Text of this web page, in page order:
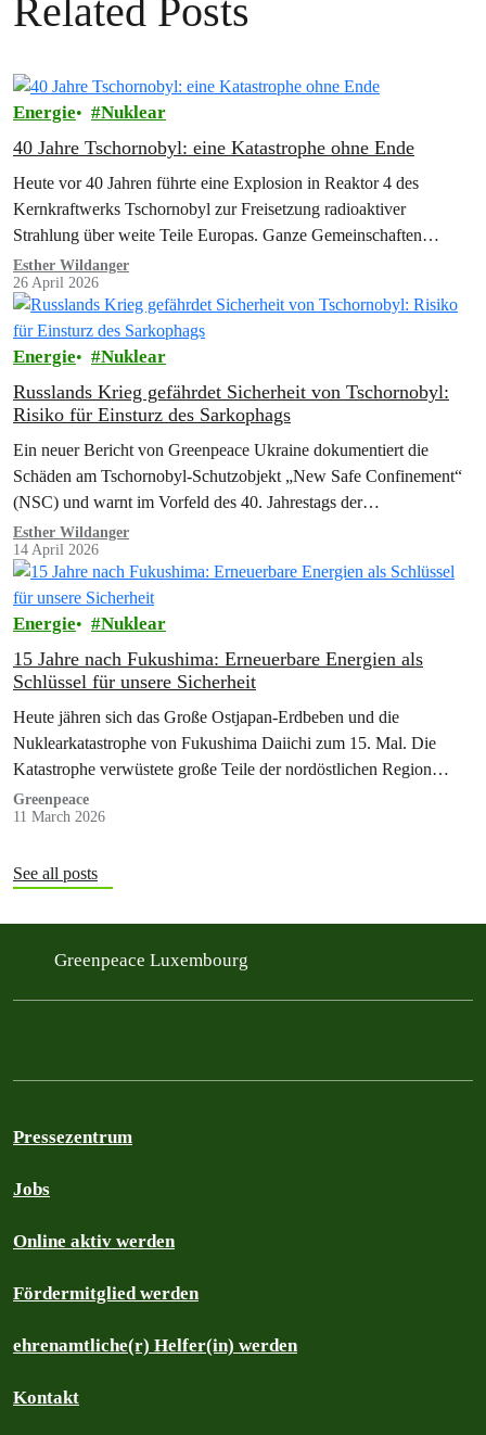
Related Posts
Energie Nuklear
40 Jahre Tschornobyl: eine Katastrophe ohne Ende
Heute vor 40 Jahren führte eine Explosion in Reaktor 4 des
Kernkraftwerks Tschornobyl zur Freisetzung radioaktiver
Strahlung über weite Teile Europas. Ganze Gemeinschaften
mussten ihre Heimat verlassen, zurück blieb ein…
Esther Wildanger
26 April 2026
Energie Nuklear
Russlands Krieg gefährdet Sicherheit von Tschornobyl:
Risiko für Einsturz des Sarkophags
Ein neuer Bericht von Greenpeace Ukraine dokumentiert die
Schäden am Tschornobyl-Schutzobjekt „New Safe Confinement“
(NSC) und warnt im Vorfeld des 40. Jahrestags der…
Esther Wildanger
14 April 2026
Energie Nuklear
15 Jahre nach Fukushima: Erneuerbare Energien als
Schlüssel für unsere Sicherheit
Heute jähren sich das Große Ostjapan-Erdbeben und die
Nuklearkatastrophe von Fukushima Daiichi zum 15. Mal. Die
Katastrophe verwüstete große Teile der nordöstlichen Region
Japans. Greenpeace spricht den Opfern und ihren…
Greenpeace
11 March 2026
See all posts
Greenpeace Luxembourg
Pressezentrum
Jobs
Online aktiv werden
Fördermitglied werden
ehrenamtliche(r) Helfer(in) werden
Kontakt